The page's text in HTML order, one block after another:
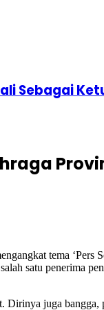
Sebagai
tema ‘Pers
satu penerima
juga bangga,